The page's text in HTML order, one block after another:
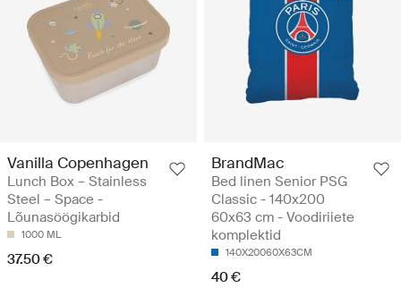
Vanilla Copenhagen
Lunch Box – Stainless
Steel – Space -
Lõunasöögikarbid
1000 ML
37.50 €
BrandMac
Bed linen Senior PSG
Classic - 140x200
60x63 cm - Voodiriiete
komplektid
140X20060X63CM
40 €